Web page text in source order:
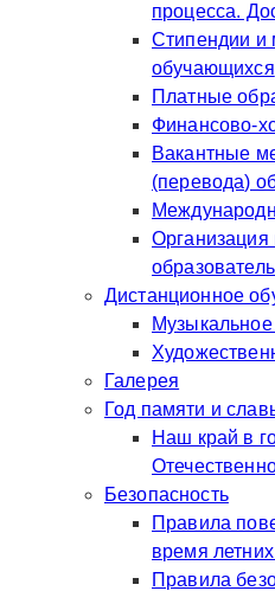
процесса.
Стипендии и
обучающихся
Платные
Финансово-
Вакантные
(перевода)
Организация
Дистанционное
Галерея
Год памяти и
Наш край в
Безопасность
Правила
время
Правила